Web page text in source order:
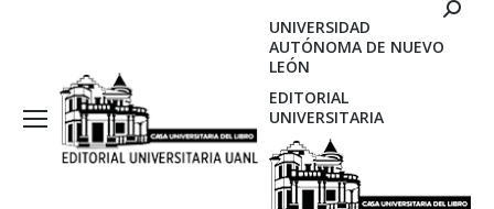
UNIVERSIDAD
AUTÓNOMA DE NUEVO
LEÓN
EDITORIAL
UNIVERSITARIA